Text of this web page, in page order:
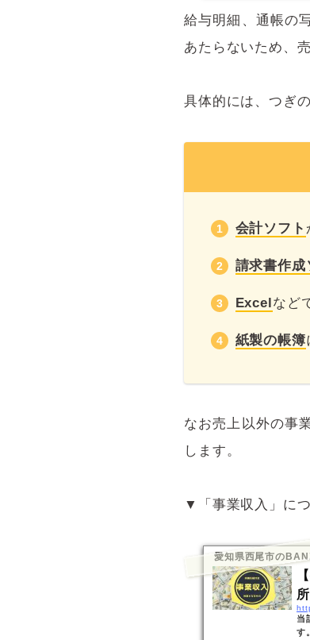
給与明細、通帳の
あたらないため、
具体的には、つぎ
会計ソフト
請求書作成
Excelなど
紙製の帳簿
なお売上以外の事
します。
▼「事業収入」に
愛知県西尾市の
当
す